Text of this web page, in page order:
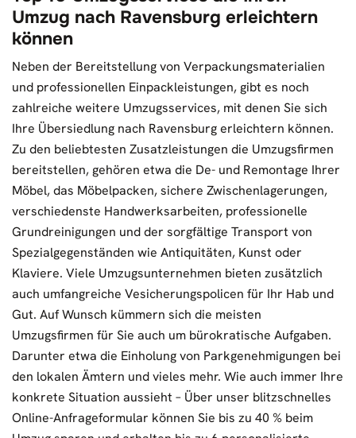
Umzug nach Ravensburg erleichtern
können
Neben der Bereitstellung von Verpackungsmaterialien
und professionellen Einpackleistungen, gibt es noch
zahlreiche weitere Umzugsservices, mit denen Sie sich
Ihre Übersiedlung nach Ravensburg erleichtern können.
Zu den beliebtesten Zusatzleistungen die Umzugsfirmen
bereitstellen, gehören etwa die De- und Remontage Ihrer
Möbel, das Möbelpacken, sichere Zwischenlagerungen,
verschiedenste Handwerksarbeiten, professionelle
Grundreinigungen und der sorgfältige Transport von
Spezialgegenständen wie Antiquitäten, Kunst oder
Klaviere. Viele Umzugsunternehmen bieten zusätzlich
auch umfangreiche Vesicherungspolicen für Ihr Hab und
Gut. Auf Wunsch kümmern sich die meisten
Umzugsfirmen für Sie auch um bürokratische Aufgaben.
Darunter etwa die Einholung von Parkgenehmigungen bei
den lokalen Ämtern und vieles mehr. Wie auch immer Ihre
konkrete Situation aussieht – Über unser blitzschnelles
Online-Anfrageformular können Sie bis zu 40 % beim